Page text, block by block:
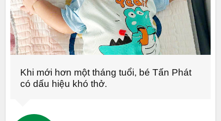
Khi mới hơn một tháng tuổi, bé Tấn Phát
có dấu hiệu khó thở.